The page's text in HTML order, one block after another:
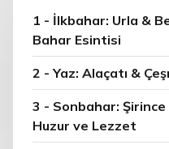
1 - İlkbahar: Urla &
Bahar Esintisi
2 - Yaz: Alaçatı &
3 - Sonbahar:
Huzur ve Lezzet